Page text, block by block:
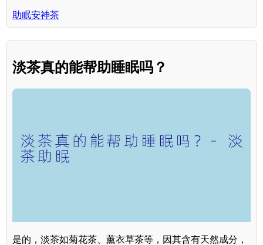
助眠安神茶
淡茶真的能帮助睡眠吗？
是的，淡茶如菊花茶、薰衣草茶等，因其含有天然成分，